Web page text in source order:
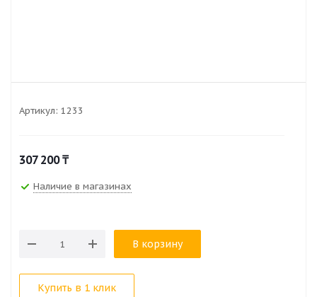
Артикул: 1233
307 200₸
Наличие в магазинах
В корзину
Купить в 1 клик